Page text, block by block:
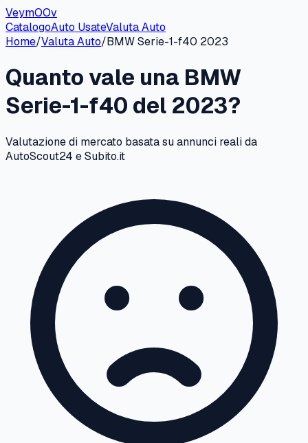
VeymOOv
CatalogoAuto UsateValuta Auto
Home/Valuta Auto/BMWSerie-1-f40 2023
Quanto vale una BMW
Serie-1-f40 del 2023?
Valutazione di mercato basata su annunci reali da
AutoScout24 e Subito.it